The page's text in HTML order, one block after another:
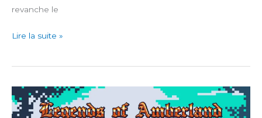
revanche le
God
The
Legend
Lire la suite »